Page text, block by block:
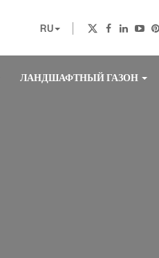
RU
ЛАНДШАФТНЫЙ ГАЗОН